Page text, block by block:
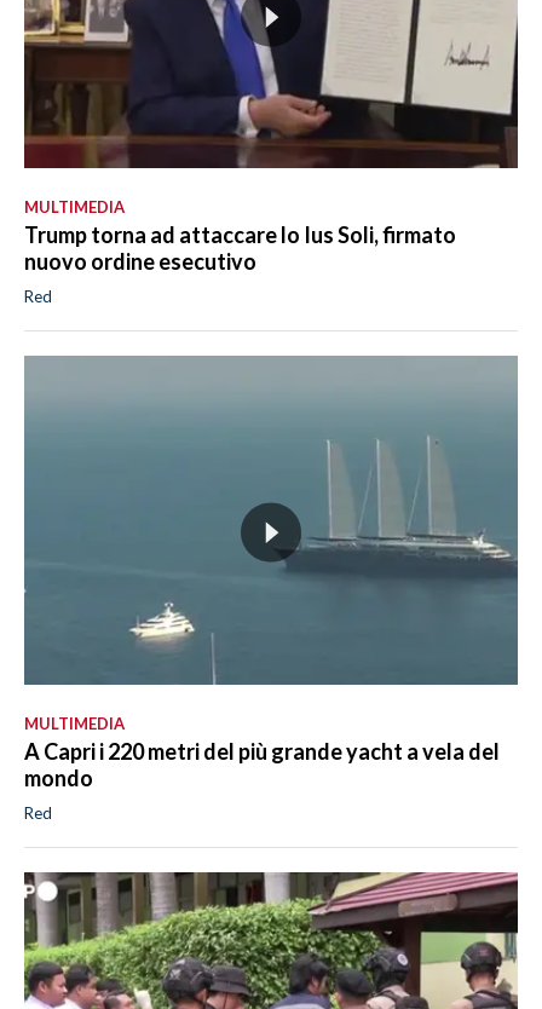
MULTIMEDIA
Trump torna ad attaccare lo Ius Soli, firmato
nuovo ordine esecutivo
Red
MULTIMEDIA
A Capri i 220 metri del più grande yacht a vela del
mondo
Red